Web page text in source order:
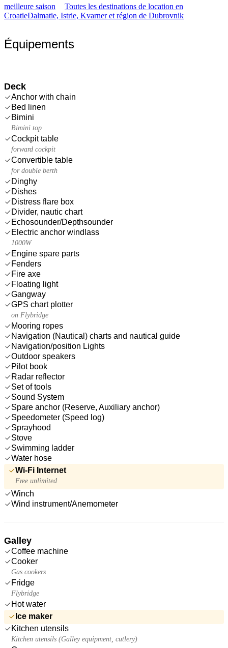
meilleure saison
Toutes les destinations de location en
CroatieDalmatie, Istrie, Kvarner et région de Dubrovnik
Équipements
Deck
Anchor with chain
Bed linen
Bimini
Bimini top
Cockpit table
forward cockpit
Convertible table
for double berth
Dinghy
Dishes
Distress flare box
Divider, nautic chart
Echosounder/Depthsounder
Electric anchor windlass
1000W
Engine spare parts
Fenders
Fire axe
Floating light
Gangway
GPS chart plotter
on Flybridge
Mooring ropes
Navigation (Nautical) charts and nautical guide
Navigation/position Lights
Outdoor speakers
Pilot book
Radar reflector
Set of tools
Sound System
Spare anchor (Reserve, Auxiliary anchor)
Speedometer (Speed log)
Sprayhood
Stove
Swimming ladder
Water hose
Wi-Fi Internet
Free unlimited
Winch
Wind instrument/Anemometer
Galley
Coffee machine
Cooker
Gas cookers
Fridge
Flybridge
Hot water
Ice maker
Kitchen utensils
Kitchen utensils (Galley equipment, cutlery)